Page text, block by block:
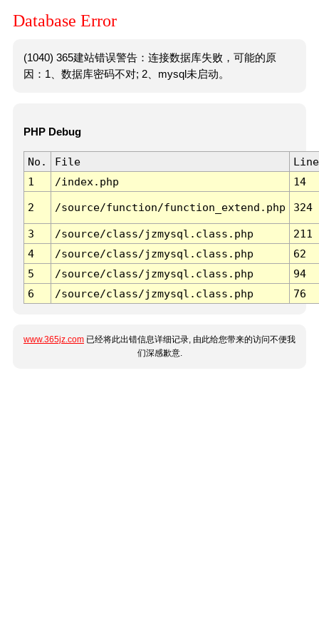
Database Error
(1040) 365建站错误警告：连接数据库失败，可能的原
因：1、数据库密码不对; 2、mysql未启动。
PHP Debug
No. File
Line
1
/index.php 14
2 /source/function/function_extend.php 324
3 /source/class/jzmysql.class.php
211
4
/source/class/jzmysql.class.php
62
5
/source/class/jzmysql.class.php
94
6
/source/class/jzmysql.class.php 76
www.365jz.com 已经将此出错信息详细记录, 由此给您带来的访问不便我
们深感歉意.